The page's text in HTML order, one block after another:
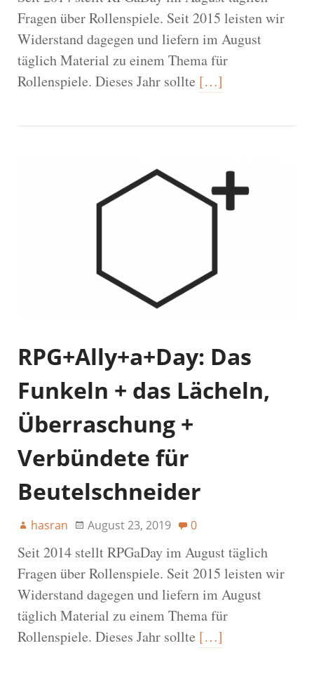
Fragen über Rollenspiele. Seit 2015 leisten wir
Widerstand dagegen und liefern im August
täglich Material zu einem Thema für
Rollenspiele. Dieses Jahr sollte […]
RPG+Ally+a+Day: Das
Funkeln + das Lächeln,
Überraschung +
Verbündete für
Beutelschneider
hasran August 23, 2019 0
Seit 2014 stellt RPGaDay im August täglich
Fragen über Rollenspiele. Seit 2015 leisten wir
Widerstand dagegen und liefern im August
täglich Material zu einem Thema für
Rollenspiele. Dieses Jahr sollte […]